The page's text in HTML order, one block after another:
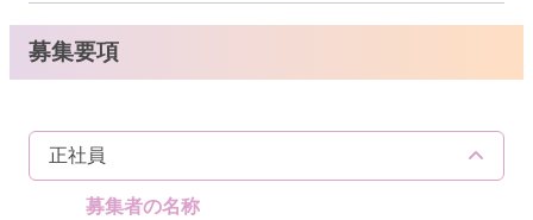
募集要項
正社員
募集者の名称